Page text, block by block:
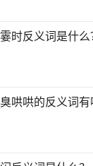
霎时反义词是什
臭哄哄的反义词有